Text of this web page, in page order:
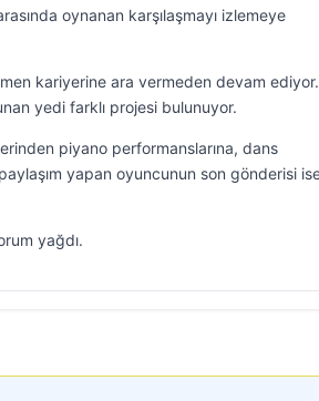
oynanan karşılaşmayı izlemeye
kariyerine ara vermeden devam
yedi farklı projesi bulunuyor.
piyano performanslarına, dans
yapan oyuncunun son gönderisi
yağdı.